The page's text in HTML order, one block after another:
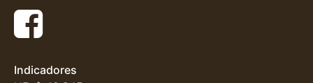
Indicadores